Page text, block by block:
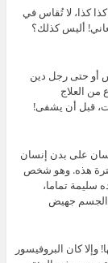
كذا، لا تُقاس في
أليس كذلك؟
أو حتى رجل دين
العلاج
قبل أن يشفى!
على بدن إنسان
هذه. وهو شخص
سليمة تماما،
الجسم جهيض
كان البروفيسور